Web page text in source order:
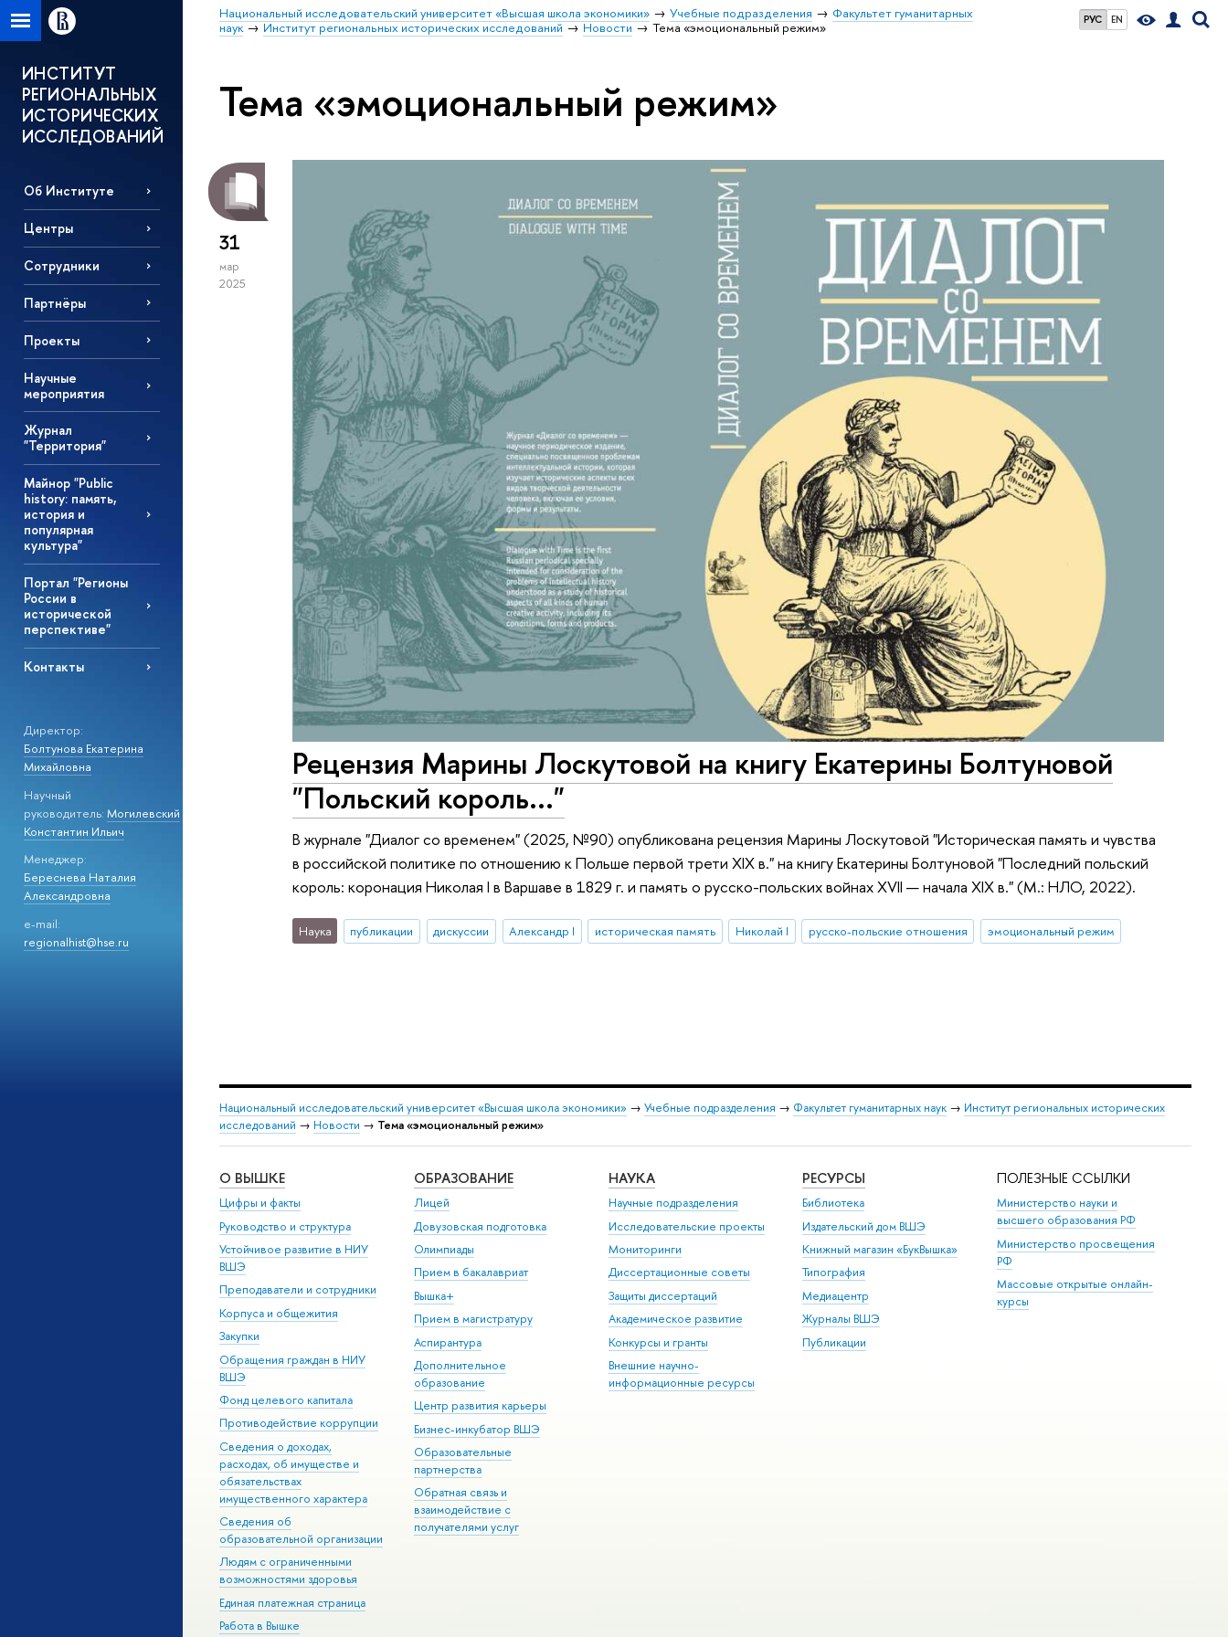
РУС EN
Национальный исследовательский университет «Высшая школа экономики» Учебные подразделения
Факультет гуманитарных
наук
Институт региональных исторических исследований Новости Тема «эмоциональный режим»
ИНСТИТУТ
РЕГИОНАЛЬНЫХ
ИСТОРИЧЕСКИХ
ИССЛЕДОВАНИЙ
Об Институте
Центры
Сотрудники
Партнёры
Проекты
Научные
мероприятия
Журнал
"Территория"
Майнор "Public
history: память,
история и
популярная
культура"
Портал "Регионы
России в
исторической
перспективе"
Контакты
Директор:
Болтунова Екатерина
Михайловна
Научный
руководитель: Могилевский
Константин Ильич
Менеджер:
Береснева Наталия
Александровна
e-mail:
regionalhist@hse.ru
Тема «эмоциональный режим»
31
мар
2025
Рецензия Марины Лоскутовой на книгу Екатерины Болтуновой
"Польский король..."
В журнале "Диалог со временем" (2025, №90) опубликована рецензия Марины Лоскутовой "Историческая память и чувства
в российской политике по отношению к Польше первой трети XIX в." на книгу Екатерины Болтуновой "Последний польский
король: коронация Николая I в Варшаве в 1829 г. и память о русско-польских войнах XVII — начала XIX в." (М.: НЛО, 2022).
Наука публикации дискуссии Александр I историческая память Николай I русско-польские отношения эмоциональный режим
Национальный исследовательский университет «Высшая школа экономики» → Учебные подразделения → Факультет гуманитарных наук → Институт региональных исторических
исследований → Новости → Тема «эмоциональный режим»
О ВЫШКЕ
Цифры и факты
Руководство и структура
Устойчивое развитие в НИУ
ВШЭ
Преподаватели и сотрудники
Корпуса и общежития
Закупки
Обращения граждан в НИУ
ВШЭ
Фонд целевого капитала
Противодействие коррупции
Сведения о доходах,
расходах, об имуществе и
обязательствах
имущественного характера
Сведения об
образовательной организации
Людям с ограниченными
возможностями здоровья
Единая платежная страница
Работа в Вышке
ОБРАЗОВАНИЕ
Лицей
Довузовская подготовка
Олимпиады
Прием в бакалавриат
Вышка+
Прием в магистратуру
Аспирантура
Дополнительное
образование
Центр развития карьеры
Бизнес-инкубатор ВШЭ
Образовательные
партнерства
Обратная связь и
взаимодействие с
получателями услуг
НАУКА
Научные подразделения
Исследовательские проекты
Мониторинги
Диссертационные советы
Защиты диссертаций
Академическое развитие
Конкурсы и гранты
Внешние научно-
информационные ресурсы
РЕСУРСЫ
Библиотека
Издательский дом ВШЭ
Книжный магазин «БукВышка»
Типография
Медиацентр
Журналы ВШЭ
Публикации
ПОЛЕЗНЫЕ ССЫЛКИ
Министерство науки и
высшего образования РФ
Министерство просвещения
РФ
Массовые открытые онлайн-
курсы